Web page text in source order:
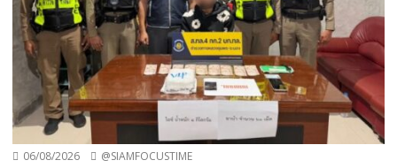
06/08/2026 @SIAMFOCUSTIME